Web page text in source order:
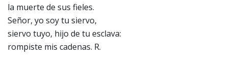
la muerte de sus fieles.
Señor, yo soy tu siervo,
siervo tuyo, hijo de tu esclava:
rompiste mis cadenas. R.